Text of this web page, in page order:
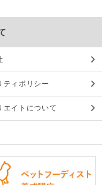
ティポリシー
エイトについて